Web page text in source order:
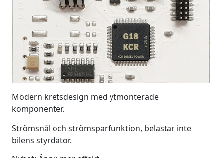
Modern kretsdesign med ytmonterade
komponenter.
Strömsnål och strömsparfunktion, belastar inte
bilens styrdator.